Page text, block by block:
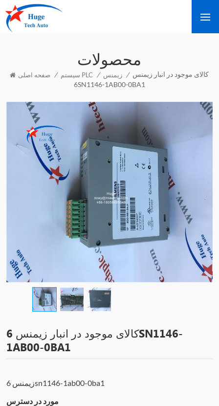
محصولات
صفحه اصلی / سیستم PLC / زیمنس / کالای موجود در انبار زیمنس
6SN1146-1AB00-0BA1
کالای موجود در انبار زیمنس 6SN1146-
1AB00-0BA1
زیمنس 6sn1146-1ab00-0ba1
مورد در دسترس